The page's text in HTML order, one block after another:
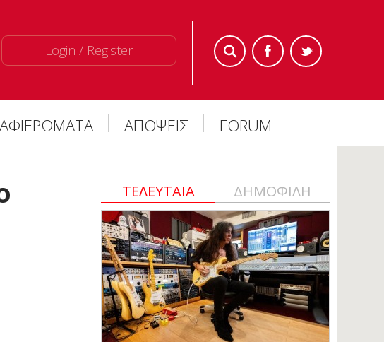
Login / Register
ΑΠΟΨΕΙΣ FORUM
ΤΕΛΕΥΤΑΙΑ ΔΗΜΟΦΙΛΗ